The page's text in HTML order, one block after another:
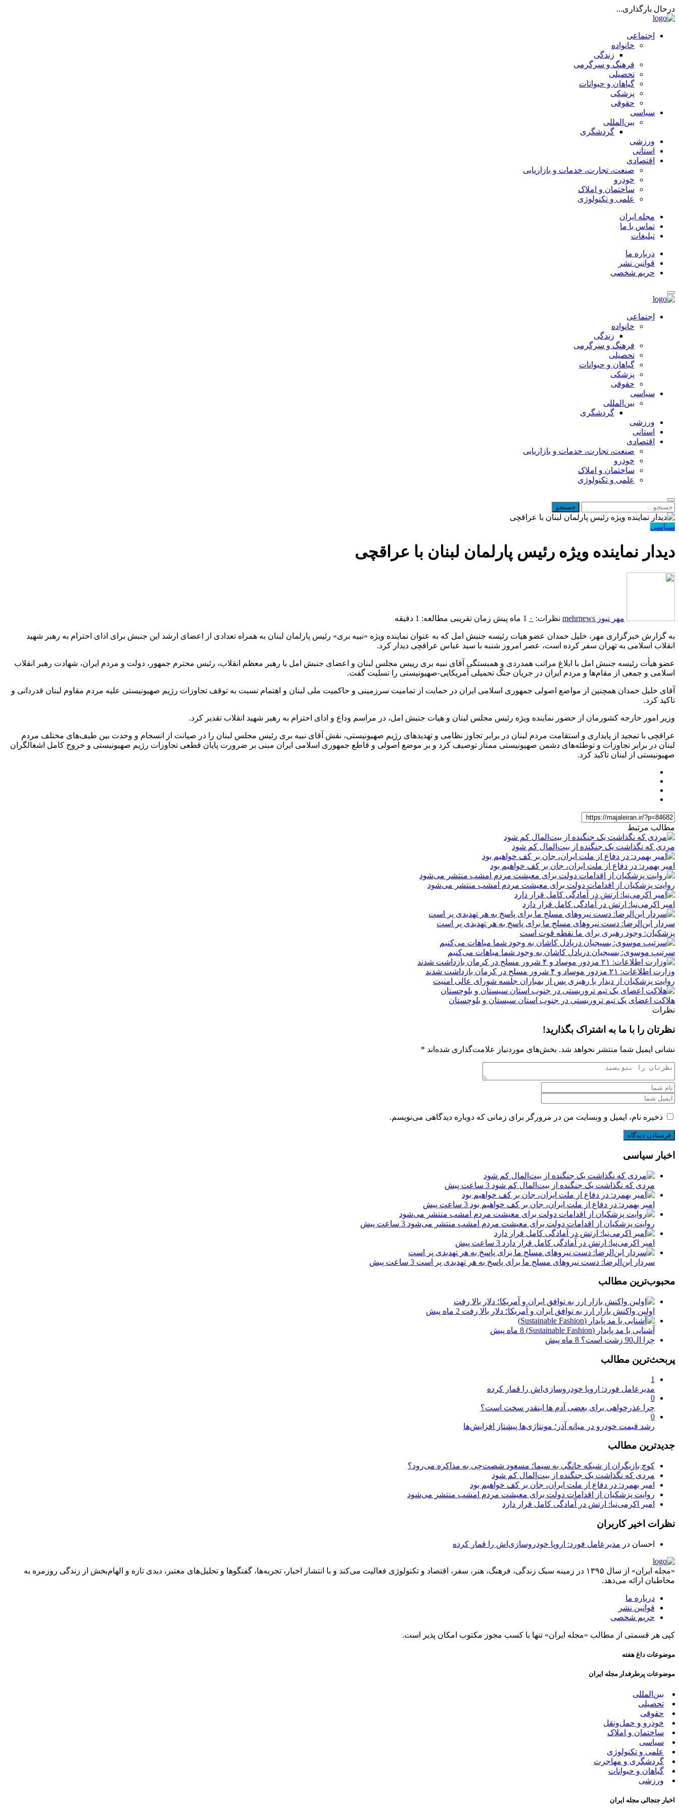
درحال بارگذاری...
اجتماعی
خانواده
زندگی
فرهنگ و سرگرمی
تحصیلی
گیاهان و حیوانات
پزشکی
حقوقی
سیاسی
بین‌المللی
گردشگری
ورزشی
استانی
اقتصادی
صنعت، تجارت، خدمات و بازاریابی
خودرو
ساختمان و املاک
علمی و تکنولوژی
مجله ایران
تماس با ما
تبلیغات
درباره ما
قوانین نشر
حریم شخصی
اجتماعی
خانواده
زندگی
فرهنگ و سرگرمی
تحصیلی
گیاهان و حیوانات
پزشکی
حقوقی
سیاسی
بین‌المللی
گردشگری
ورزشی
استانی
اقتصادی
صنعت، تجارت، خدمات و بازاریابی
خودرو
ساختمان و املاک
علمی و تکنولوژی
سیاسی
دیدار نماینده ویژه رئیس پارلمان لبنان با عراقچی
مهر نیوز mehrnews نظرات: ۰ 1 ماه پیش زمان تقریبی مطالعه: 1 دقیقه
به گزارش خبرگزاری مهر، خلیل حمدان عضو هیات رئیسه جنبش امل که به عنوان نماینده ویژه «نبیه بری» رئیس پارلمان لبنان به همراه تعدادی از اعضای ارشد این جنبش برای ادای احترام به رهبر شهید
انقلاب اسلامی به تهران سفر کرده است، عصر امروز شنبه با سید عباس عراقچی دیدار کرد.
عضو هیأت رئیسه جنبش امل با ابلاغ مراتب همدردی و همبستگی آقای نبیه بری رییس مجلس لبنان و اعضای جنبش امل با رهبر معظم انقلاب، رئیس محترم جمهور، دولت و مردم ایران، شهادت رهبر انقلاب
اسلامی و جمعی از مقام‌ها و مردم ایران در جریان جنگ تحمیلی آمریکایی-صهیونیستی را تسلیت گفت.
آقای خلیل حمدان همچنین از مواضع اصولی جمهوری اسلامی ایران در حمایت از تمامیت سرزمینی و حاکمیت ملی لبنان و اهتمام نسبت به توقف تجاوزات رژیم صهیونیستی علیه مردم مقاوم لبنان قدردانی و
تاکید کرد.
وزیر امور خارجه کشورمان از حضور نماینده ویژه رئیس مجلس لبنان و هیات جنبش امل، در مراسم وداع و ادای احترام به رهبر شهید انقلاب تقدیر کرد.
عراقچی با تمجید از پایداری و استقامت مردم لبنان در برابر تجاوز نظامی و تهدیدهای رژیم صهیونیستی، نقش آقای نبیه بری رئیس مجلس لبنان را در صیانت از انسجام و وحدت بین طیف‌های مختلف مردم
لبنان در برابر تجاوزات و توطئه‌های دشمن صهیونیستی ممتاز توصیف کرد و بر موضع اصولی و قاطع جمهوری اسلامی ایران مبنی بر ضرورت پایان قطعی تجاوزات رژیم صهیونیستی و خروج کامل اشغالگران
صهیونیستی از لبنان تاکید کرد.
مطالب مرتبط
مردی که نگذاشت یک جنگنده از بیت‌المال کم شود
امیر بهمرد: در دفاع از ملت ایران، جان بر کف خواهیم بود
روایت پزشکیان از اقدامات دولت برای معیشت مردم امشب منتشر می‌شود
امیر اکرمی‌نیا: ارتش در آمادگی کامل قرار دارد
سردار ابن‌الرضا: دست نیروهای مسلح ما برای پاسخ به هر تهدیدی پر است
پزشکیان: وجود رهبری برای ما نقطه قوت است
سرتیپ موسوی: بسیجیان دریادل کاشان به وجود شما مباهات می‌کنیم
وزارت اطلاعات: ۲۱ مزدور موساد و ۴ شرور مسلح در کرمان بازداشت شدند
روایت پزشکیان از دیدار با رهبری پس از بمباران جلسه شورای عالی امنیت
هلاکت اعضای یک تیم تروریستی در جنوب استان سیستان و بلوچستان
نظرات
نظرتان را با ما به اشتراک بگذارید!
نشانی ایمیل شما منتشر نخواهد شد. بخش‌های موردنیاز علامت‌گذاری شده‌اند *
ذخیره نام، ایمیل و وبسایت من در مرورگر برای زمانی که دوباره دیدگاهی می‌نویسم.
اخبار سیاسی
مردی که نگذاشت یک جنگنده از بیت‌المال کم شود 3 ساعت پیش
امیر بهمرد: در دفاع از ملت ایران، جان بر کف خواهیم بود 3 ساعت پیش
روایت پزشکیان از اقدامات دولت برای معیشت مردم امشب منتشر می‌شود 3 ساعت پیش
امیر اکرمی‌نیا: ارتش در آمادگی کامل قرار دارد 3 ساعت پیش
سردار ابن‌الرضا: دست نیروهای مسلح ما برای پاسخ به هر تهدیدی پر است 3 ساعت پیش
محبوب‌ترین مطالب
اولین واکنش بازار ارز به توافق ایران و آمریکا؛ دلار بالا رفت 2 ماه پیش
آشنایی با مد پایدار (Sustainable Fashion)
8 ماه پیش
چرا ال90 زشت است؟
8 ماه پیش
پربحث‌ترین مطالب
1
مدیرعامل فورد: اروپا خودروسازی‌اش را قمار کرده
0
چرا عذرخواهی برای بعضی آدم ها اینقدر سخت است؟
0
رشد قیمت خودرو در میانه آذر؛ مونتاژی‌ها پیشتاز افزایش‌ها
جدیدترین مطالب
کوچ بازیگران از شبکه خانگی به سیما؛ مسعود شصت‌چی به مذاکره می‌رود؟
مردی که نگذاشت یک جنگنده از بیت‌المال کم شود
امیر بهمرد: در دفاع از ملت ایران، جان بر کف خواهیم بود
روایت پزشکیان از اقدامات دولت برای معیشت مردم امشب منتشر می‌شود
امیر اکرمی‌نیا: ارتش در آمادگی کامل قرار دارد
نظرات اخیر کاربران
احسان در مدیرعامل فورد: اروپا خودروسازی‌اش را قمار کرده
«مجله ایران» از سال ۱۳۹۵ در زمینه سبک زندگی، فرهنگ، هنر، سفر، اقتصاد و تکنولوژی فعالیت می‌کند و با انتشار اخبار، تجربه‌ها، گفتگوها و تحلیل‌های معتبر، دیدی تازه و الهام‌بخش از زندگی روزمره به
مخاطبان ارائه می‌دهد.
درباره ما
قوانین نشر
حریم شخصی
کپی هر قسمتی از مطالب «مجله ایران» تنها با کسب مجوز مکتوب امکان پذیر است.
موضوعات داغ هفته
موضوعات پرطرفدار مجله ایران
بین‌المللی
تحصیلی
حقوقی
خودرو و حمل‌و‌نقل
ساختمان و املاک
سیاسی
علمی و تکنولوژی
گردشگری و مهاجرت
گیاهان و حیوانات
ورزشی
اخبار جنجالی مجله ایران